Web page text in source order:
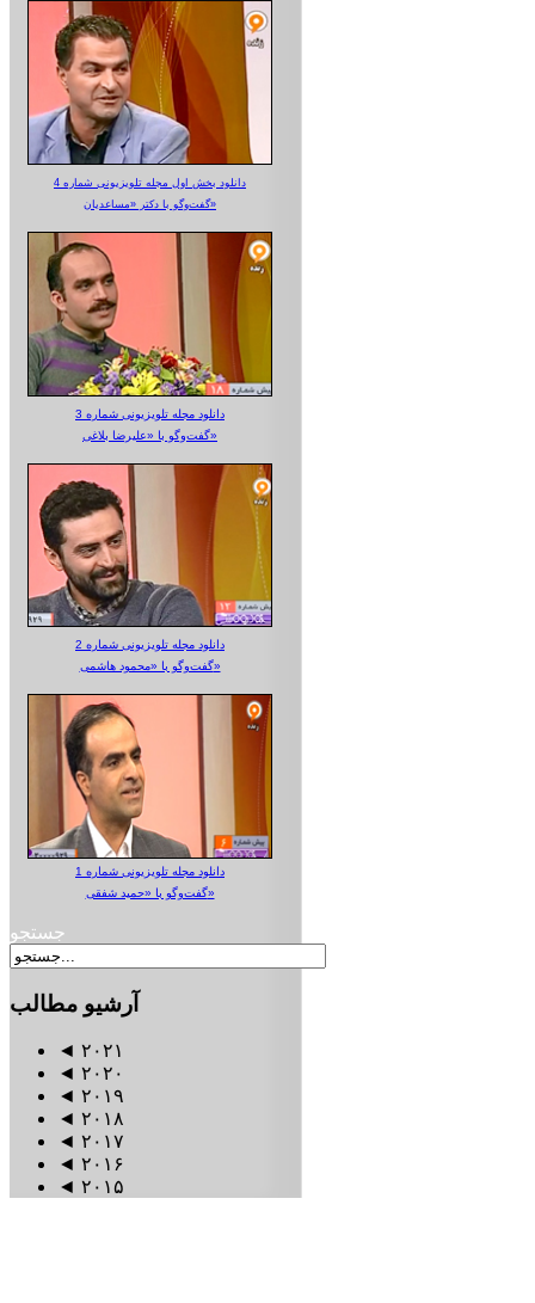
دانلود بخش اول مجله تلویزیونی شماره 4
گفت‌وگو با دکتر «مساعدیان»
دانلود مجله تلویزیونی شماره 3
گفت‌وگو با «علیرضا بلاغی»
دانلود مجله تلویزیونی شماره 2
گفت‌وگو با «محمود هاشمی»
دانلود مجله تلویزیونی شماره 1
گفت‌وگو با «حمید شفقی»
جستجو
آرشیو مطالب
◄ ۲۰۲۱
◄ ۲۰۲۰
◄ ۲۰۱۹
◄ ۲۰۱۸
◄ ۲۰۱۷
◄ ۲۰۱۶
◄ ۲۰۱۵